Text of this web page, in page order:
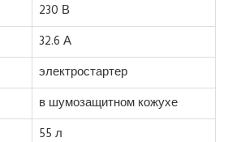
230 В
32.6 А
электростартер
в шумозащитном кожухе
55 л